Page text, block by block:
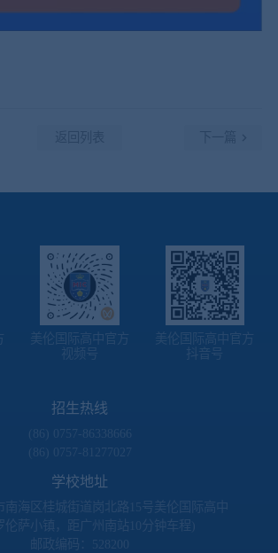
美伦国际高中官方
视频号
美伦国际高中官方
抖音号
招生热线
(86) 0757-86338666
(86) 0757-81277027
学校地址
南海区桂城街道岗北路15号美伦国际高中
伦萨小镇，距广州南站10分钟车程)
邮政编码：528200